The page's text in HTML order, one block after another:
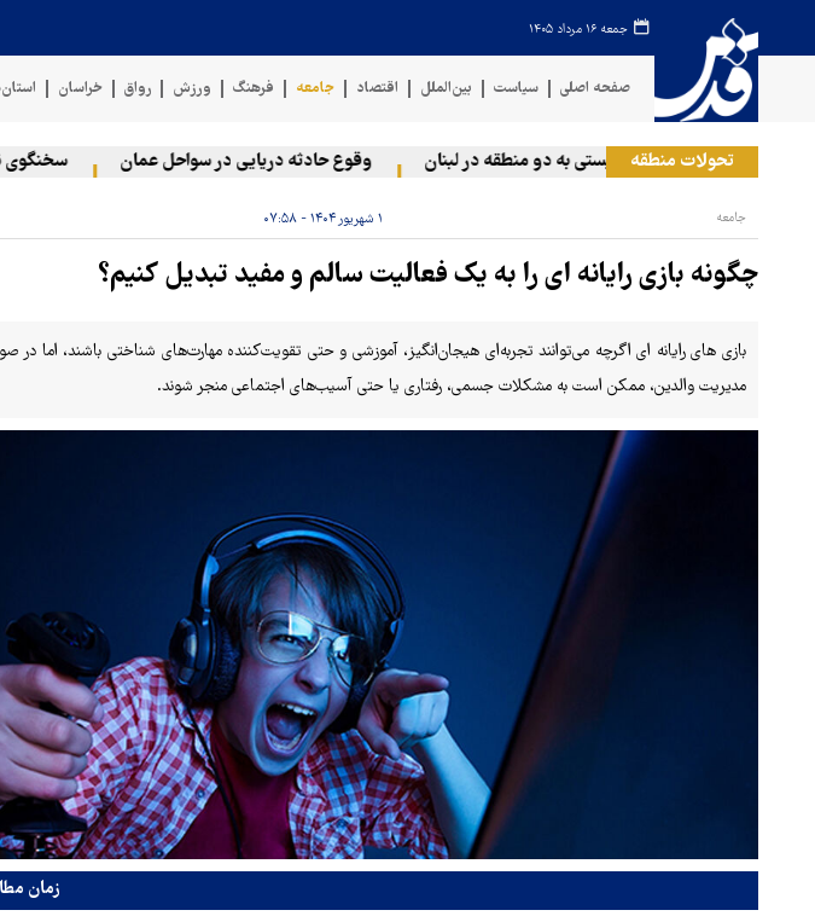
جمعه ۱۶ مرداد ۱۴۰۵
صفحه اصلی سیاست بین‌الملل اقتصاد جامعه فرهنگ ورزش رواق خراسان
تحولات منطقه
حمله رژیم صهیونیستی به دو منطقه در لبنان وقوع حادثه دریایی در سواحل عمان سخنگوی
جامعه ۱ شهریور ۱۴۰۴ - ۰۷:۵۸
چگونه بازی رایانه ای را به یک فعالیت سالم و مفید تبدیل کنیم؟
بازی های رایانه ای اگرچه می‌توانند تجربه‌ای هیجان‌انگیز، آموزشی و حتی تقویت‌کننده مهارت‌های شناختی باشند، اما در
مدیریت والدین، ممکن است به مشکلات جسمی، رفتاری یا حتی آسیب‌های اجتماعی منجر شوند.
زمان مطالعه: